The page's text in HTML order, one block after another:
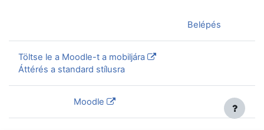
Belépés
Töltse le a Moodle-t a mobiljára
Áttérés a standard stílusra
Moodle